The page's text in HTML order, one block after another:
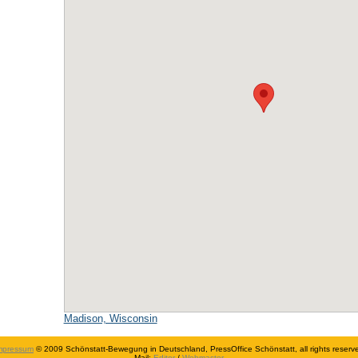
Madison, Wisconsin
© 2009 Schönstatt-Bewegung in Deutschland, PressOffice Schönstatt, all rights